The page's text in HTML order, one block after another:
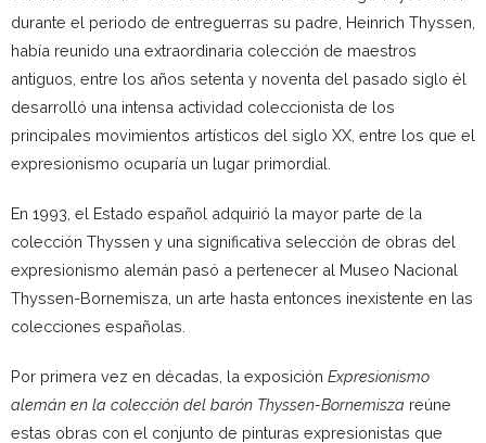
durante el periodo de entreguerras su padre, Heinrich Thyssen,
había reunido una extraordinaria colección de maestros
antiguos, entre los años setenta y noventa del pasado siglo él
desarrolló una intensa actividad coleccionista de los
principales movimientos artísticos del siglo XX, entre los que el
expresionismo ocuparía un lugar primordial.
En 1993, el Estado español adquirió la mayor parte de la
colección Thyssen y una significativa selección de obras del
expresionismo alemán pasó a pertenecer al Museo Nacional
Thyssen-Bornemisza, un arte hasta entonces inexistente en las
colecciones españolas.
Por primera vez en décadas, la exposición Expresionismo
alemán en la colección del barón Thyssen-Bornemisza reúne
estas obras con el conjunto de pinturas expresionistas que